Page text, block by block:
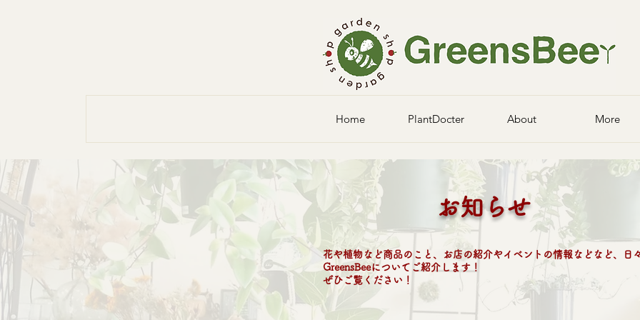
Home PlantDocter About More
お知らせ
花や植物など商品のこと、お店の紹介やイベントの情報などなど、日
GreensBeeについてご紹介します！
​ぜひご覧ください！